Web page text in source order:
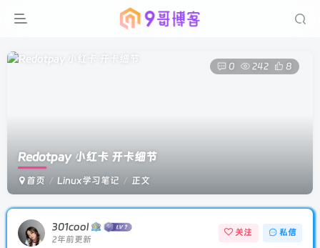
Redotpay 小红卡 开卡细节
首页 Linux学习笔记 正文
0 242 8
301cool
2年前更新
关注 私信